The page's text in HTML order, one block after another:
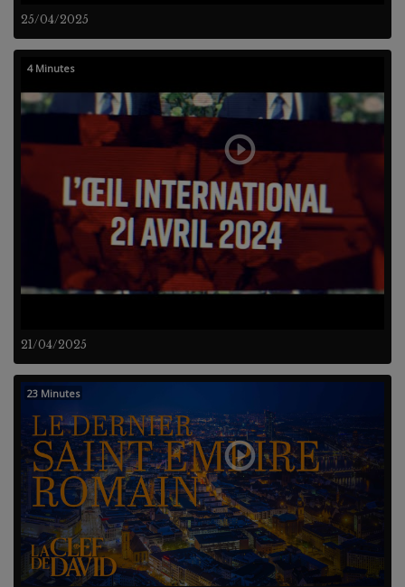
25/04/2025
21/04/2025
4 Minutes
23 Minutes